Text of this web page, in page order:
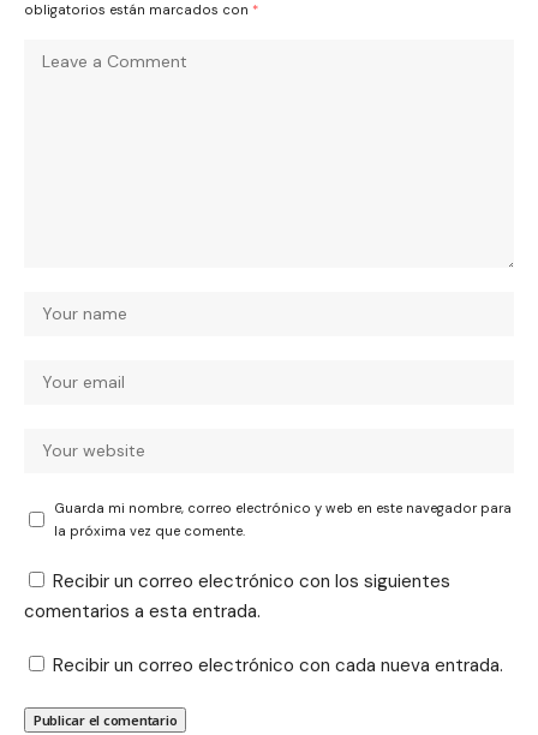
obligatorios están marcados con *
Guarda mi nombre, correo electrónico y web en este navegador para
la próxima vez que comente.
Recibir un correo electrónico con los siguientes
comentarios a esta entrada.
Recibir un correo electrónico con cada nueva entrada.